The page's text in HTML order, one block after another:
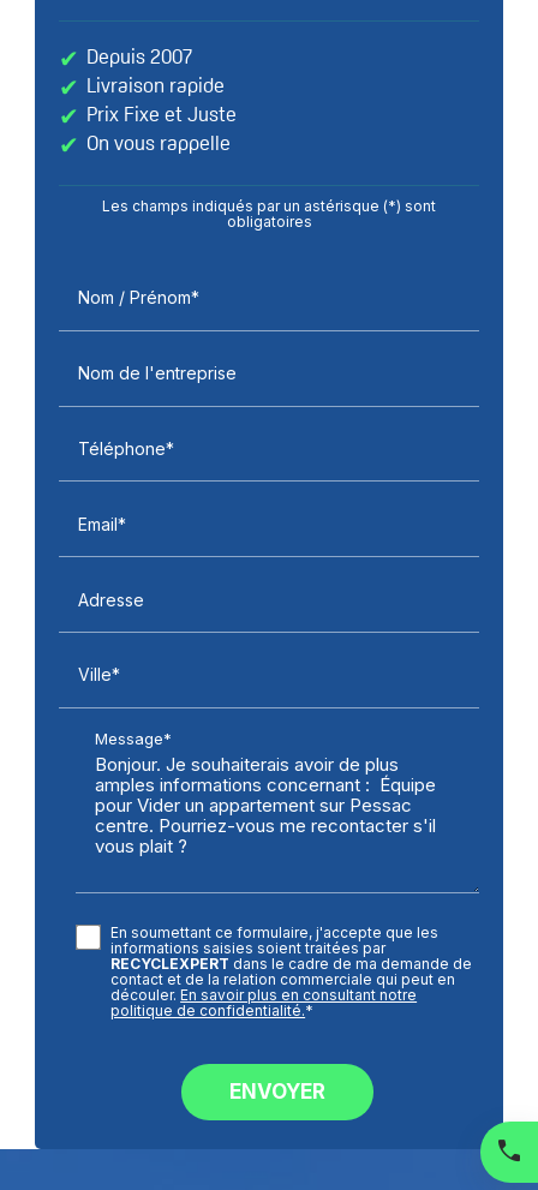
Depuis 2007
Livraison rapide
Prix Fixe et Juste
On vous rappelle
Les champs indiqués par un astérisque (*) sont
obligatoires
Nom / Prénom*
Nom de l'entreprise
Téléphone*
Email*
Adresse
Ville*
Message*
En soumettant ce formulaire, j'accepte que les
informations saisies soient traitées par
RECYCLEXPERT dans le cadre de ma demande de
contact et de la relation commerciale qui peut en
découler.En savoir plus en consultant notre
politique de confidentialité.*